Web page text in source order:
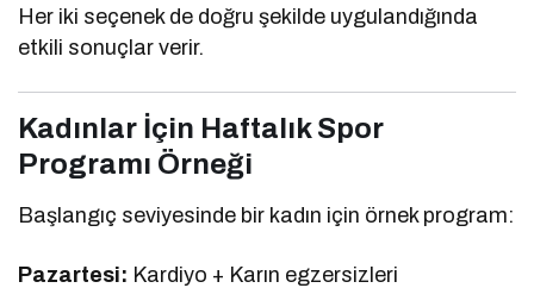
Her iki seçenek de doğru şekilde uygulandığında
etkili sonuçlar verir.
Kadınlar İçin Haftalık Spor
Programı Örneği
Başlangıç seviyesinde bir kadın için örnek program:
Pazartesi: Kardiyo + Karın egzersizleri